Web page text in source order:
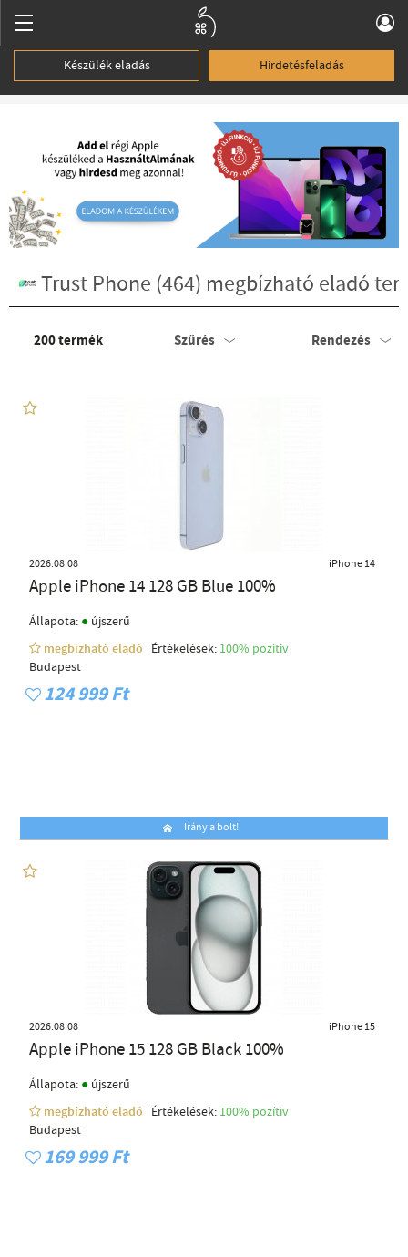
Készülék eladás Hirdetésfeladás
Trust Phone (464) megbízható eladó
200termék Szűrés Rendezés
2026.08.08 iPhone 14
Apple iPhone 14 128 GB Blue 100%
Állapota: ● újszerű
megbízható eladó
Értékelések: 100% pozítiv
Budapest
124 999 Ft
Irány a bolt!
2026.08.08 iPhone 15
Apple iPhone 15 128 GB Black 100%
Állapota: ● újszerű
megbízható eladó
Értékelések: 100% pozítiv
Budapest
169 999 Ft